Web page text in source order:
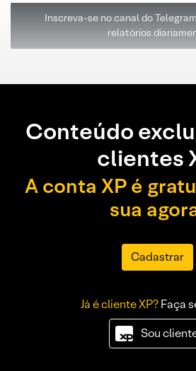
Inscreva-se no canal do
relatórios
Conteúdo
clientes
A conta XP é
sua
Cadastrar
Já é cliente XP?Faça
Sou